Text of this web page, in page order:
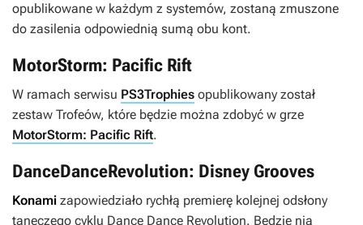
opublikowane w każdym z systemów, zostaną zmuszone
do zasilenia odpowiednią sumą obu kont.
MotorStorm: Pacific Rift
W ramach serwisu PS3Trophies opublikowany został
zestaw Trofeów, które będzie można zdobyć w grze
MotorStorm: Pacific Rift.
DanceDanceRevolution: Disney Grooves
Konami zapowiedziało rychłą premierę kolejnej odsłony
taneczego cyklu Dance Dance Revolution. Będzie nią